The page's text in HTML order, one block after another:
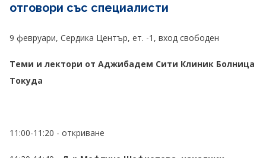
отговори със специалисти
9 февруари, Сердика Център, ет. -1, вход свободен
Теми и лектори от Аджибадем Сити Клиник Болница
Токуда
11:00-11:20 - откриване